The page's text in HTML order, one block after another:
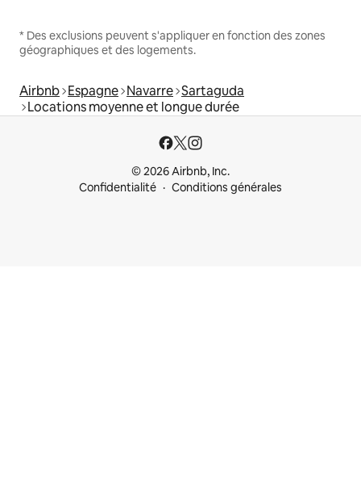
* Des exclusions peuvent s'appliquer en fonction des zones
géographiques et des logements.
Airbnb Espagne Navarre Sartaguda
Locations moyenne et longue durée
© 2026 Airbnb, Inc.
Confidentialité
Conditions générales